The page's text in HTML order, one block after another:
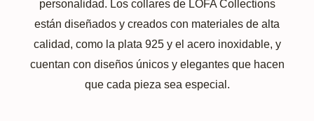
personalidad. Los collares de LOFA Collections
están diseñados y creados con materiales de alta
calidad, como la plata 925 y el acero inoxidable, y
cuentan con diseños únicos y elegantes que hacen
que cada pieza sea especial.